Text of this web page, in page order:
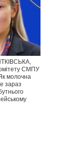
СМПУ
молочна
зараз